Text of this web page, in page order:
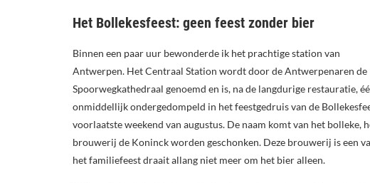
Het Bollekesfeest: geen feest zonder bier
Binnen een paar uur bewonderde ik het prachtige station van
Antwerpen. Het Centraal Station wordt door de Antwerpenaren de
Spoorwegkathedraal genoemd en is, na de langdurige restauratie,
onmiddellijk ondergedompeld in het feestgedruis van de
voorlaatste weekend van augustus. De naam komt van het bolleke,
brouwerij de Koninck worden geschonken. Deze brouwerij is een
het familiefeest draait allang niet meer om het bier alleen.